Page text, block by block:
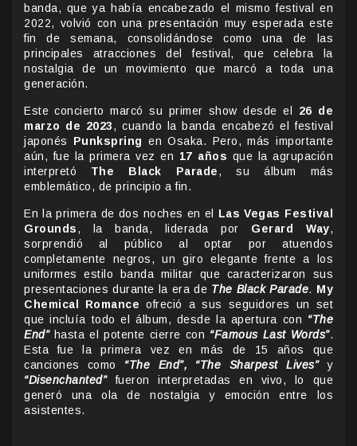
banda, que ya había encabezado el mismo festival en
2022, volvió con una presentación muy esperada este
fin de semana, consolidándose como una de las
principales atracciones del festival, que celebra la
nostalgia de un movimiento que marcó a toda una
generación.
Este concierto marcó su primer show desde el 26 de
marzo de 2023, cuando la banda encabezó el festival
japonés Punkspring en Osaka. Pero, más importante
aún, fue la primera vez en 17 años que la agrupación
interpretó The Black Parade, su álbum más
emblemático, de principio a fin.
En la primera de dos noches en el Las Vegas Festival
Grounds, la banda, liderada por Gerard Way,
sorprendió al público al optar por atuendos
completamente negros, un giro elegante frente a los
uniformes estilo banda militar que caracterizaron sus
presentaciones durante la era de The Black Parade. My
Chemical Romance ofreció a sus seguidores un set
que incluía todo el álbum, desde la apertura con “The
End”hasta el potente cierre con “Famous Last Words”.
Esta fue la primera vez en más de 15 años que
canciones como “The End”, “The Sharpest Lives”y
“Disenchanted”fueron interpretadas en vivo, lo que
generó una ola de nostalgia y emoción entre los
asistentes.